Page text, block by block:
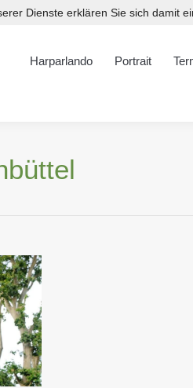
Harparlando Portrait
Dienste erklären Sie sich damit